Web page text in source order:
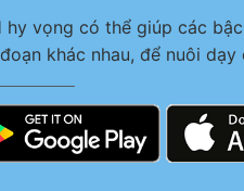
hy vọng có thể giúp các
khác nhau, để nuôi